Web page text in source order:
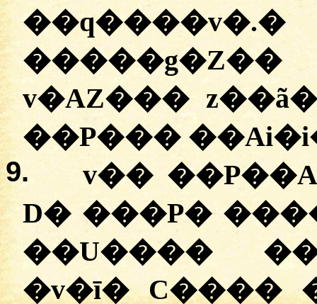
��q����v�.�
�����g�Z��
v�AZ���
��P���
9.
v��
D� ���P�
��U����
�v�ī� C����